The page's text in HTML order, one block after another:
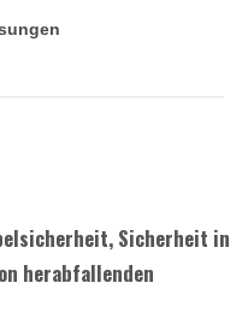
Sicherheit in
herabfallenden